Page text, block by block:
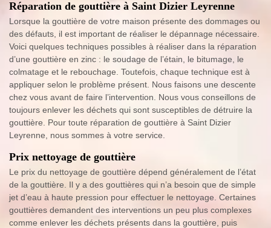
Réparation de gouttière à Saint Dizier Leyrenne
Lorsque la gouttière de votre maison présente des dommages ou
des défauts, il est important de réaliser le dépannage nécessaire.
Voici quelques techniques possibles à réaliser dans la réparation
d’une gouttière en zinc : le soudage de l’étain, le bitumage, le
colmatage et le rebouchage. Toutefois, chaque technique est à
appliquer selon le problème présent. Nous faisons une descente
chez vous avant de faire l’intervention. Nous vous conseillons de
toujours enlever les déchets qui sont susceptibles de détruire la
gouttière. Pour toute réparation de gouttière à Saint Dizier
Leyrenne, nous sommes à votre service.
Prix nettoyage de gouttière
Le prix du nettoyage de gouttière dépend généralement de l’état
de la gouttière. Il y a des gouttières qui n’a besoin que de simple
jet d’eau à haute pression pour effectuer le nettoyage. Certaines
gouttières demandent des interventions un peu plus complexes
comme enlever les déchets présents dans la gouttière, puis